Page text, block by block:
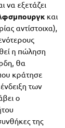
να εξετάζει
και
αντίστοιχα),
η πώληση
θα
κράτησε
των
ο
της